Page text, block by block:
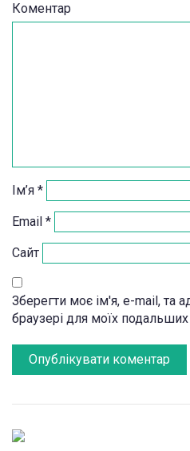
Коментар
Ім’я *
Email *
Сайт
Зберегти моє ім'я, e-mail, та
браузері для моїх